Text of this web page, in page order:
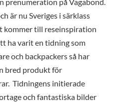
är nu Sveriges i särklass
kommer till reseinspiration
ha varit en tidning som
och backpackers så har
bred produkt för
Tidningens initierade
och fantastiska bilder